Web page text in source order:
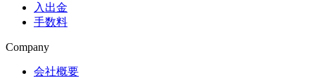
入出金
手数料
Company
会社概要